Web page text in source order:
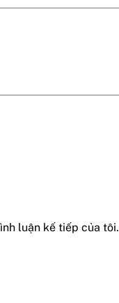
luận kế tiếp của tôi.